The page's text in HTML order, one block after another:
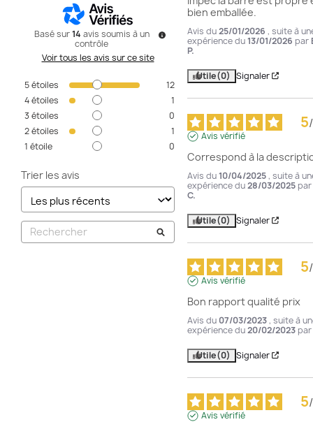
Basé sur14 avis soumis à un
contrôle
Voir tous les avis sur ce site
5étoiles
12
4étoiles
1
3 étoiles
0
2étoiles
1
1 étoile 0
Trier les avis
bien emballée.
Avis du25/01/2026 , suite à
expérience du13/01/2026 par
P.
Utile(0) Signaler
5/
Avis vérifié
Correspond à la
Avis du10/04/2025, suite à
expérience du28/03/2025 par
C.
Utile(0) Signaler
5/
Avis vérifié
Bon rapport qualité prix
Avis du 07/03/2023, suite à
expérience du20/02/2023 par
Utile(0) Signaler
5/
Avis vérifié